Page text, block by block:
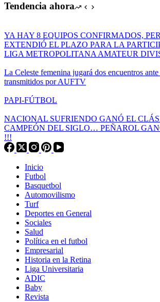
Tendencia ahora
YA HAY 8 EQUIPOS CONFIRMADOS,
EXTENDIÓ EL PLAZO PARA LA
LIGA METROPOLITANA AMATEUR
La Celeste femenina jugará dos encuentros
transmitidos por AUFTV
PAPI-FÚTBOL
NACIONAL SUFRIENDO GANÓ EL
CAMPEÓN DEL SIGLO… PEÑAROL
!!!
Inicio
Futbol
Basquetbol
Automovilismo
Turf
Deportes en General
Sociales
Salud
Política en el futbol
Empresarial
Historia en la Retina
Liga Universitaria
ADIC
Baby
Revista